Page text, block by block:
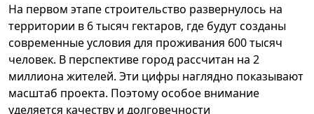
На первом этапе строительство развернулось на
территории в 6 тысяч гектаров, где будут созданы
современные условия для проживания 600 тысяч
человек. В перспективе город рассчитан на 2
миллиона жителей. Эти цифры наглядно показывают
масштаб проекта. Поэтому особое внимание
уделяется качеству и долговечности